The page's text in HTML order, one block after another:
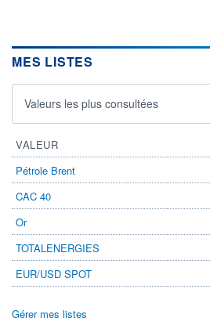
MES LISTES
Valeurs les plus consultées
VALEUR
Pétrole Brent
CAC 40
Or
TOTALENERGIES
EUR/USD SPOT
Gérer mes listes